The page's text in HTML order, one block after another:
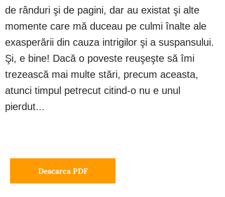
de rânduri şi de pagini, dar au existat şi alte
momente care mă duceau pe culmi înalte ale
exasperării din cauza intrigilor şi a suspansului.
Şi, e bine! Dacă o poveste reuşeşte să îmi
trezească mai multe stări, precum aceasta,
atunci timpul petrecut citind-o nu e unul
pierdut...
Descarca PDF